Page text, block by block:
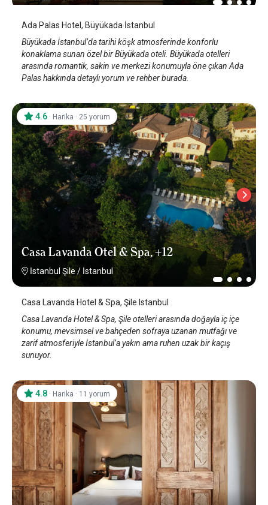
Ada Palas Hotel, Büyükada İstanbul
Büyükada İstanbul’da tarihi köşk atmosferinde konforlu
konaklama sunan özel bir Büyükada oteli. Büyükada otelleri
arasında romantik, sakin ve merkezi konumuyla öne çıkan Ada
Palas hakkında detaylı yorum ve rehber burada.
Casa Lavanda Otel & Spa, +12
İstanbul Şile / İstanbul
4.6 · Harika · 25 yorum
Casa Lavanda Hotel & Spa, Şile Istanbul
Casa Lavanda Hotel & Spa, Şile otelleri arasında doğayla iç içe
konumu, mevsimsel ve bahçeden sofraya uzanan mutfağı ve
zarif atmosferiyle İstanbul’a yakın ama ruhen uzak bir kaçış
sunuyor.
4.8 · Harika · 11 yorum